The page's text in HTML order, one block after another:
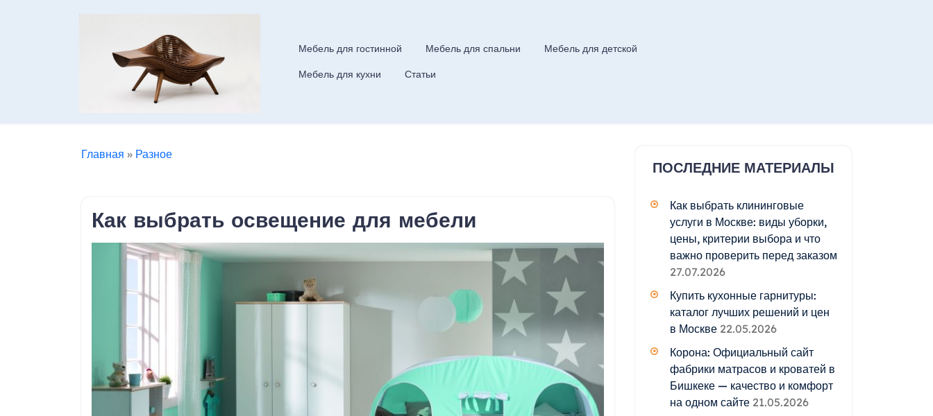
Мебель для гостинной Мебель для спальни Мебель для детской
Мебель для кухни Статьи
Главная » Разное
Как выбрать освещение для мебели
ПОСЛЕДНИЕ МАТЕРИАЛЫ
Как выбрать клининговые
услуги в Москве: виды уборки,
цены, критерии выбора и что
важно проверить перед заказом
27.07.2026
Купить кухонные гарнитуры:
каталог лучших решений и цен
в Москве 22.05.2026
Корона: Официальный сайт
фабрики матрасов и кроватей в
Бишкеке — качество и комфорт
на одном сайте 21.05.2026